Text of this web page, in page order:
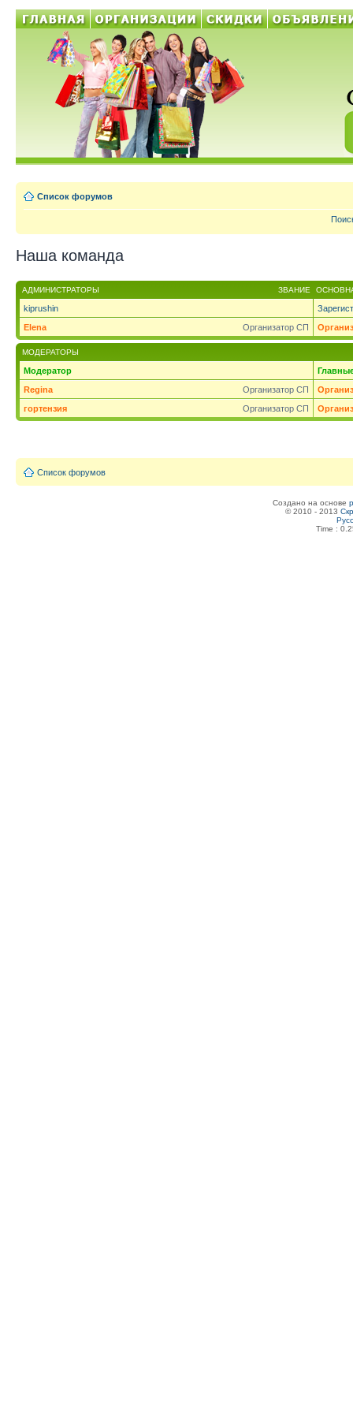
Список форумов
Наша команда
ЗВАНИЕ
АДМИНИСТРАТОРЫ
kiprushin
Организатор СП
Elena
МОДЕРАТОРЫ
Модератор
Организатор СП
Regina
Организатор СП
гортензия
Список форумов
Создано на основе
© 2010 - 2013
Time :